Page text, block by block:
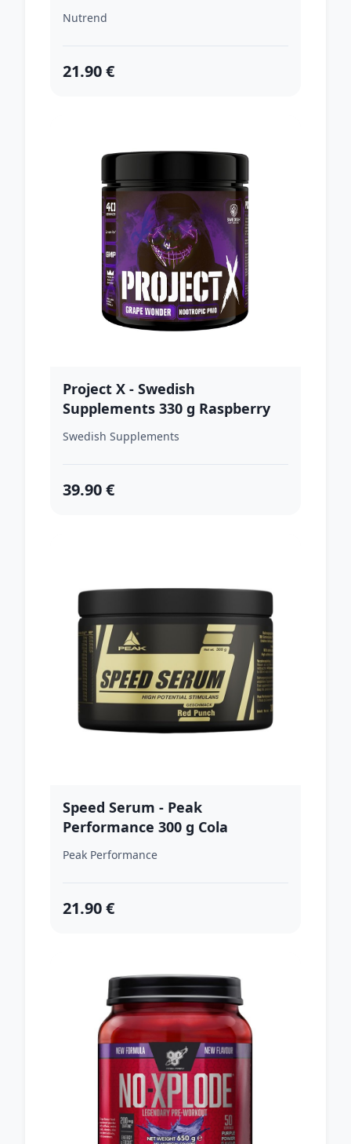
Nutrend
21.90 €
Project X - Swedish
Supplements 330 g Raspberry
Lover
Swedish Supplements
39.90 €
Speed Serum - Peak
Performance 300 g Cola
Peak Performance
21.90 €